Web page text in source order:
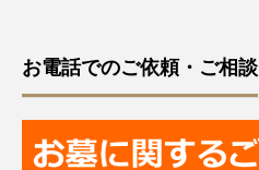
お電話でのご依頼・ご相談